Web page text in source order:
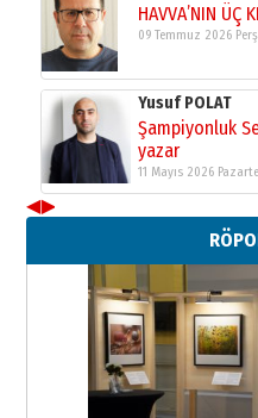
HAVVA’NIN ÜÇ
09 Temmuz 2026
Yusuf POLAT
Şampiyonluk
yazar
11 Mayıs 2026
Neşat YALÇIN
Paranın Aile Kültüründeki
03 Ağustos 2026 Pazartesi
Yıldırım
HAVVA’NIN ÜÇ
09 Temmuz 2026
◀▶